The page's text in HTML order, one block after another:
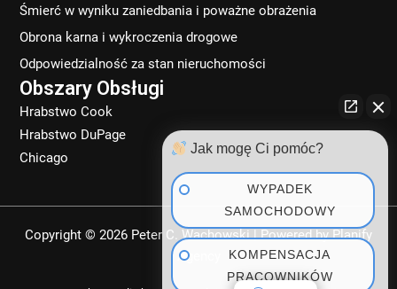
Śmierć w wyniku zaniedbania i poważne obrażenia
Obrona karna i wykroczenia drogowe
Odpowiedzialność za stan nieruchomości
Obszary Obsługi
Hrabstwo Cook
Hrabstwo DuPage
Chicago
Copyright © 2026 Peter C. Wachowski | Powered byPlanify
Agency
Jak mogę Ci pomóc?
WYPADEK
SAMOCHODOWY
KOMPENSACJA
PRACOWNIKÓW